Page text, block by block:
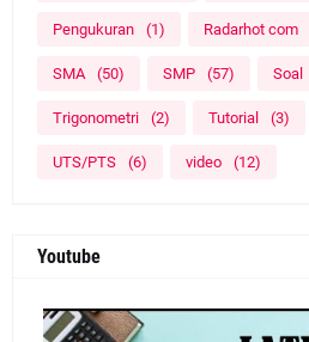
Pengukuran (1) Radarhot com
SMA (50) SMP (57) Soal
Trigonometri (2) Tutorial (3)
UTS/PTS (6) video (12)
Youtube